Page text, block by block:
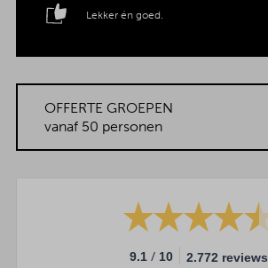
Lekker én goed.
OFFERTE GROEPEN
vanaf 50 personen
9.1 / 10 2.772 reviews